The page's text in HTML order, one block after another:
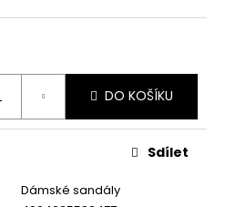
DO KOŠÍKU
Dámské sandály
Sdílet